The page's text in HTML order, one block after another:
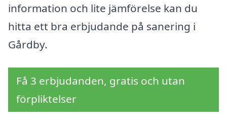
information och lite jämförelse kan du
hitta ett bra erbjudande på sanering i
Gårdby.
Få 3 erbjudanden, gratis och utan
förpliktelser